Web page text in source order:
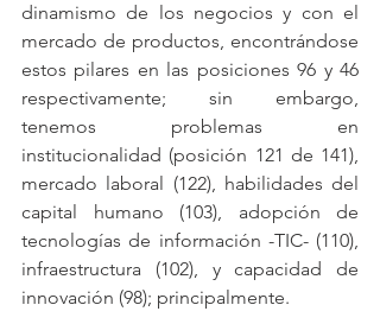
dinamismo de los negocios y con el
mercado de productos, encontrándose
estos pilares en las posiciones 96 y 46
respectivamente; sin embargo,
tenemos problemas en
institucionalidad (posición 121 de 141),
mercado laboral (122), habilidades del
capital humano (103), adopción de
tecnologías de información -TIC- (110),
infraestructura (102), y capacidad de
innovación (98); principalmente.